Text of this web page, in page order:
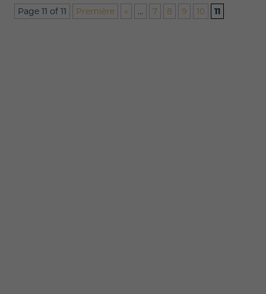
Page 11 of 11 Première « ... 7 8 9 10 11